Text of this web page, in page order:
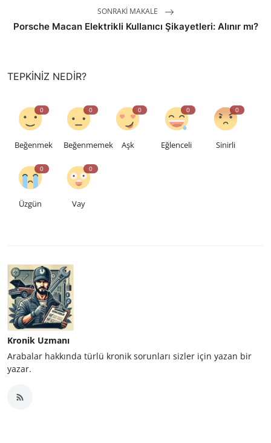
SONRAKI MAKALE
Porsche Macan Elektrikli Kullanıcı Şikayetleri: Alınır mı?
TEPKINIZ NEDIR?
0
Beğenmek
0
Beğenmemek
0
Aşk
0
Eğlenceli
0
Sinirli
0
Üzgün
0
Vay
Kronik Uzmanı
Arabalar hakkında türlü kronik sorunları sizler için yazan bir
yazar.